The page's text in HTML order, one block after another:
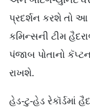
પ્રદર્શન કરશે તો આ
કમિન્સની ટીમ
પંજાબ પોતાનો
રાખશે.
હેડ-ટુ-હેડ રેકૉર્ડમાં